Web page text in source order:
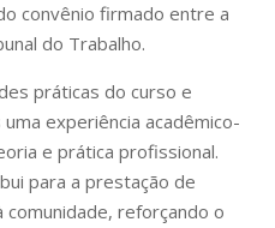
convênio firmado entre a
do Trabalho.
práticas do curso e
experiência acadêmico-
e prática profissional.
para a prestação de
reforçando o